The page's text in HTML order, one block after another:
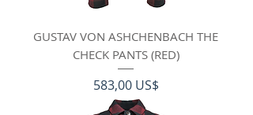
GUSTAV VON ASHCHENBACH THE
CHECK PANTS (RED)
Precio
583,00 US$